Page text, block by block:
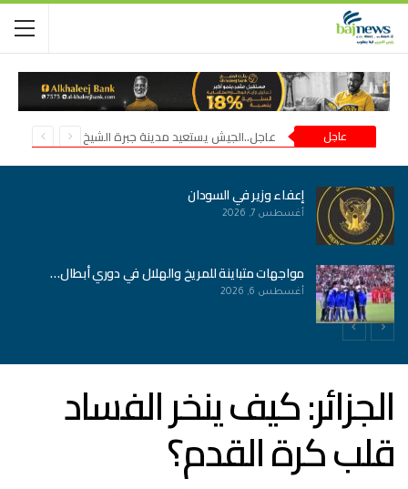
عاجل عاجل..الجيش يستعيد مدينة جبرة الشيخ في شمال كردفان
إعفاء وزير في السودان
أغسطس 7, 2026
مواجهات متباينة للمريخ والهلال في دوري أبطال…
أغسطس 6, 2026
الجزائر: كيف ينخر الفساد
قلب كرة القدم؟